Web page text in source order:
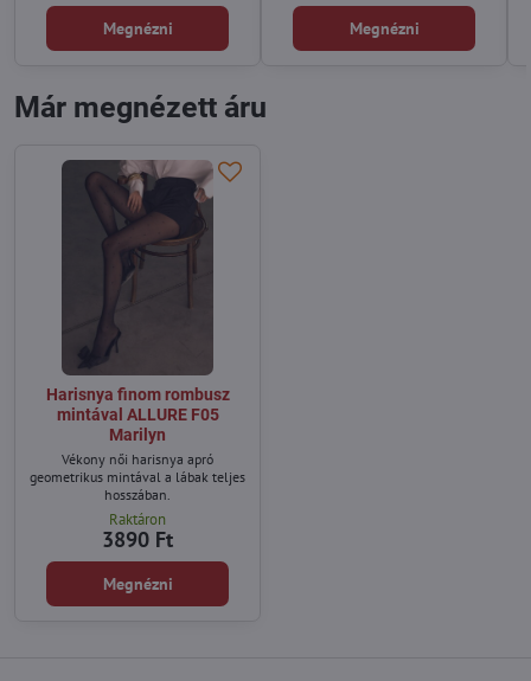
Megnézni Megnézni
Már megnézett áru
Harisnya finom rombusz
mintával ALLURE F05
Marilyn
Vékony női harisnya apró
geometrikus mintával a lábak teljes
hosszában.
Raktáron
3890 Ft
Megnézni